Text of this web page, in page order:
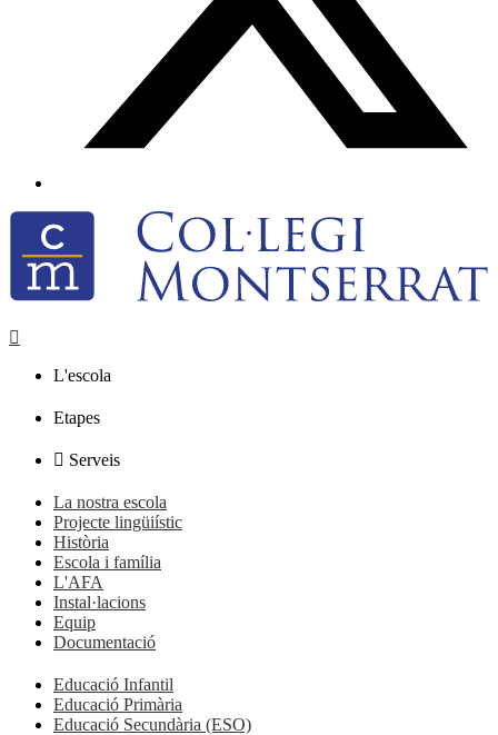
L'escola
Etapes
Serveis
La nostra escola
Projecte lingüiístic
Història
Escola i família
L'AFA
Instal·lacions
Equip
Documentació
Educació Infantil
Educació Primària
Educació Secundària (ESO)